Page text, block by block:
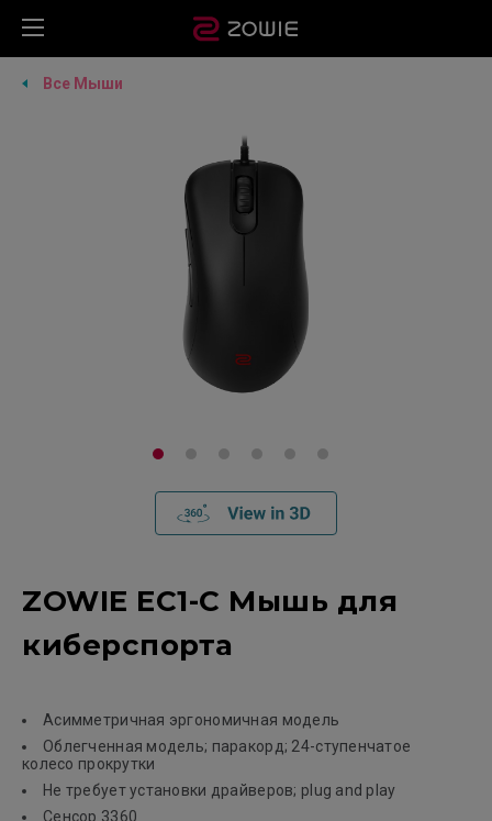
Все Мыши
ZOWIE EC1-C Мышь для
киберспорта
Асимметричная эргономичная модель
Облегченная модель; паракорд; 24-ступенчатое
колесо прокрутки
Не требует установки драйверов; plug and play
Сенсор 3360